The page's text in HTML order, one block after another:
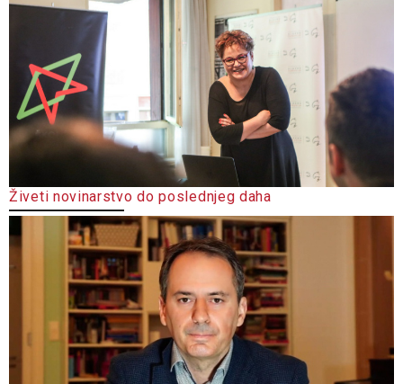
Živeti novinarstvo do poslednjeg daha